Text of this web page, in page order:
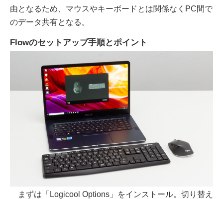
由となるため、マウスやキーボードとは関係なくPC間で
のデータ共有となる。
Flowのセットアップ手順とポイント
まずは「Logicool Options」をインストール。切り替え